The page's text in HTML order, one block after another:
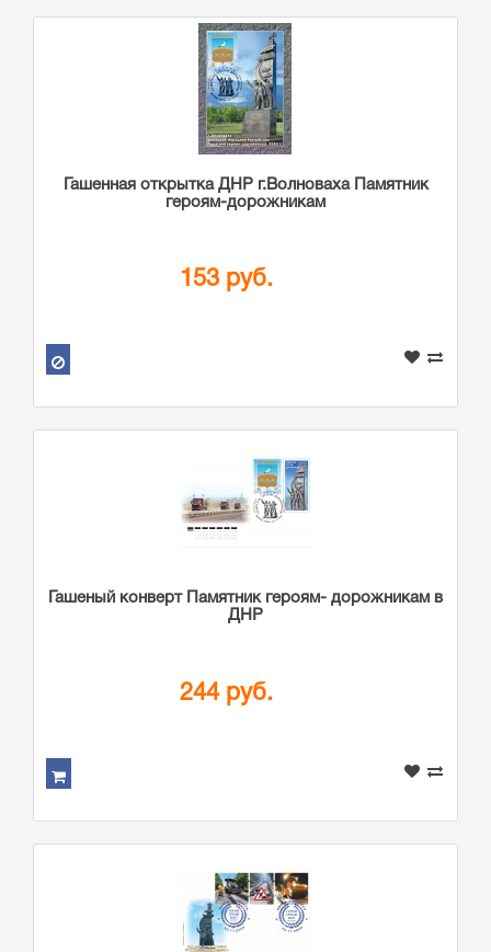
Гашенная открытка ДНР г.Волноваха Памятник
героям-дорожникам
153 руб.
Гашеный конверт Памятник героям- дорожникам в
ДНР
244 руб.